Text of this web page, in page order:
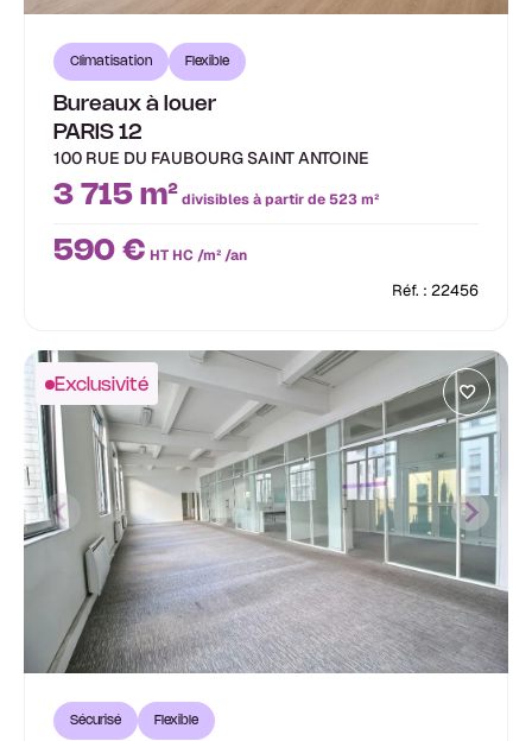
Climatisation Flexible
Bureaux à louer
PARIS 12
100 RUE DU FAUBOURG SAINT ANTOINE
3 715 m²divisibles à partir de 523 m²
590 € HT HC /m² /an
Réf. : 22456
Exclusivité
Sécurisé Flexible